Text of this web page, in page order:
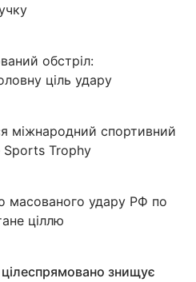
обстріл:
ціль удару
міжнародний спортивний
Sports Trophy
масованого удару РФ по
ціллю
знищує